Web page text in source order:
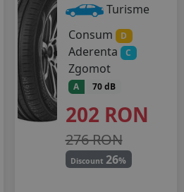
Turisme
Consum
D
Aderenta C
Zgomot
A 70 dB
202 RON
276 RON
Discount 26%